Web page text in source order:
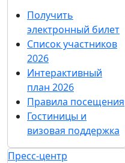
Получить
электронный билет
Список участников
2026
Интерактивный
план 2026
Правила посещения
Гостиницы и
визовая поддержка
Пресс-центр